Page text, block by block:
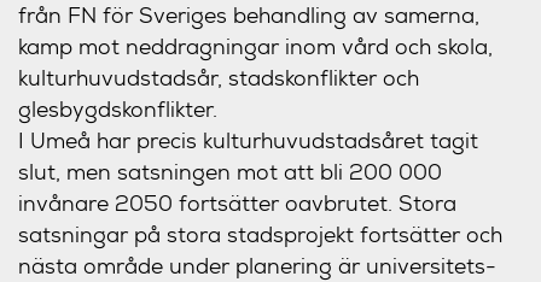
från FN för Sveriges behandling av samerna,
kamp mot neddragningar inom vård och skola,
kulturhuvudstadsår, stadskonflikter och
glesbygdskonflikter.
I Umeå har precis kulturhuvudstadsåret tagit
slut, men satsningen mot att bli 200 000
invånare 2050 fortsätter oavbrutet. Stora
satsningar på stora stadsprojekt fortsätter och
nästa område under planering är universitets-